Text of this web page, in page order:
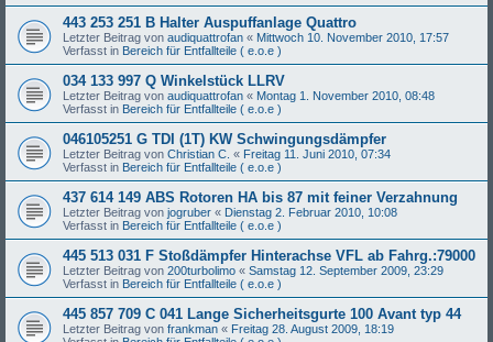
443 253 251 B Halter Auspuffanlage Quattro
Letzter Beitrag von audiquattrofan « Mittwoch 10. November 2010, 17:57
Verfasst in Bereich für Entfallteile ( e.o.e )
034 133 997 Q Winkelstück LLRV
Letzter Beitrag von audiquattrofan « Montag 1. November 2010, 08:48
Verfasst in Bereich für Entfallteile ( e.o.e )
046105251 G TDI (1T) KW Schwingungsdämpfer
Letzter Beitrag von Christian C. « Freitag 11. Juni 2010, 07:34
Verfasst in Bereich für Entfallteile ( e.o.e )
437 614 149 ABS Rotoren HA bis 87 mit feiner Verzahnung
Letzter Beitrag von jogruber « Dienstag 2. Februar 2010, 10:08
Verfasst in Bereich für Entfallteile ( e.o.e )
445 513 031 F Stoßdämpfer Hinterachse VFL ab Fahrg.:79000
Letzter Beitrag von 200turbolimo « Samstag 12. September 2009, 23:29
Verfasst in Bereich für Entfallteile ( e.o.e )
445 857 709 C 041 Lange Sicherheitsgurte 100 Avant typ 44
Letzter Beitrag von frankman « Freitag 28. August 2009, 18:19